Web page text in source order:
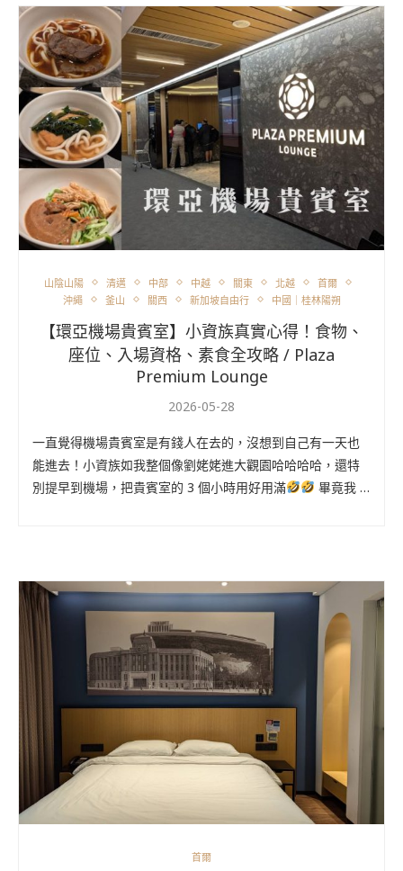
山陰山陽 清邁 中部 中越 關東 北越
首爾
沖繩
釜山 關西 新加坡自由行 中國｜桂林陽朔
【環亞機場貴賓室】小資族真實心得！食物、
座位、入場資格、素食全攻略 / Plaza
Premium Lounge
2026-05-28
一直覺得機場貴賓室是有錢人在去的，沒想到自己有一天也
能進去！小資族如我整個像劉姥姥進大觀園哈哈哈哈，還特
別提早到機場，把貴賓室的 3 個小時用好用滿
畢竟我 …
首爾